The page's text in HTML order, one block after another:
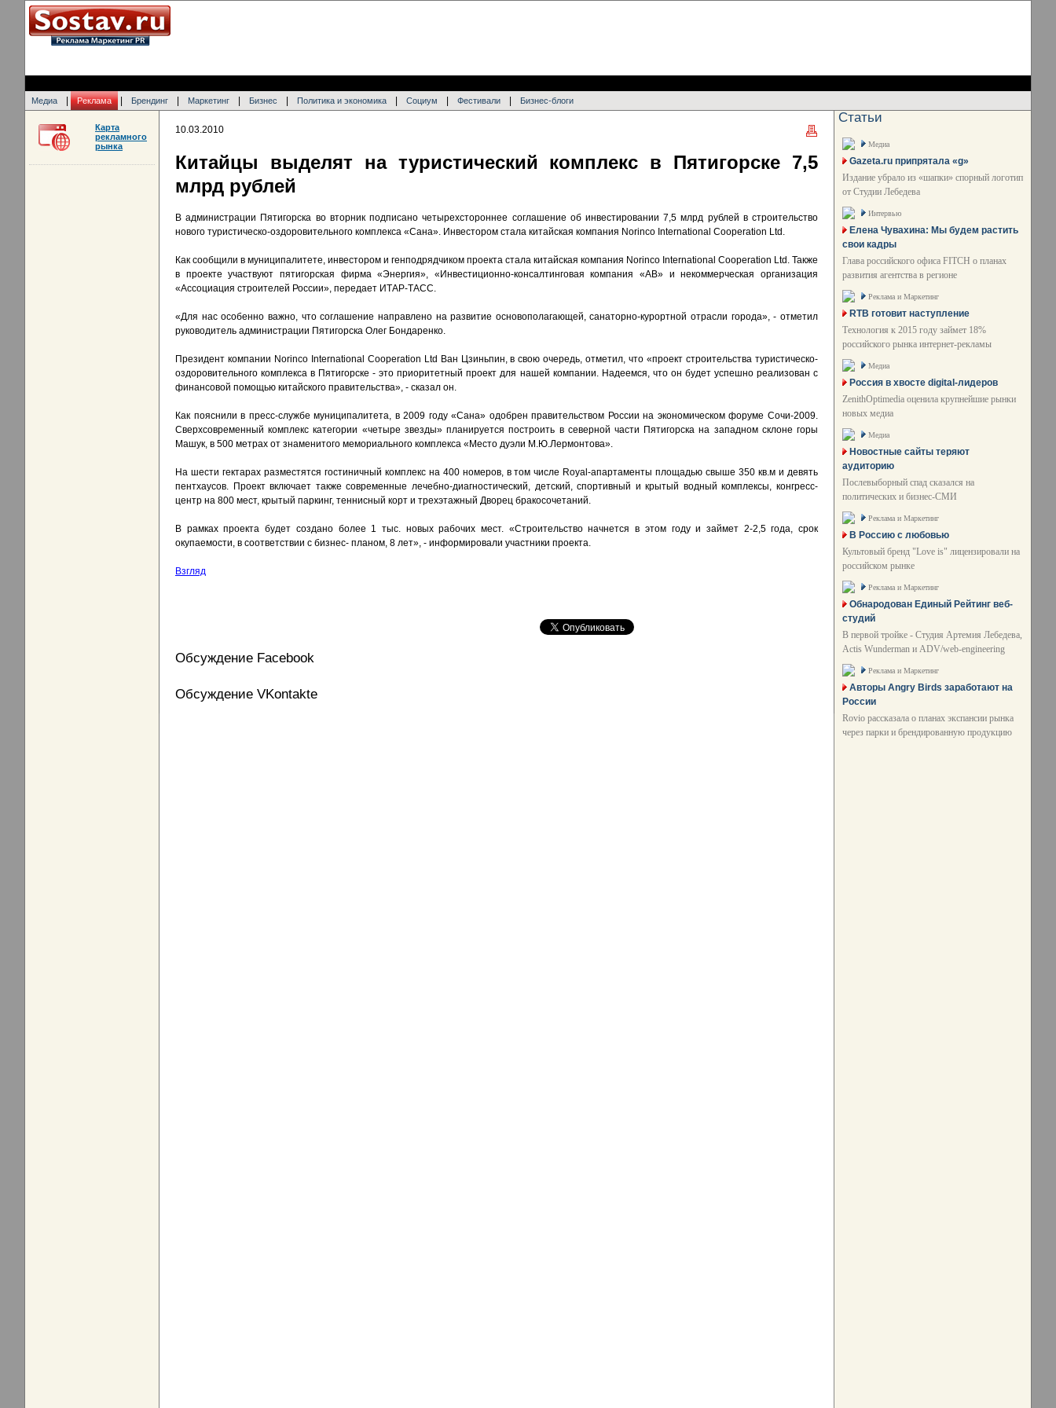
Медиа Реклама Брендинг Маркетинг Бизнес Политика и экономика Социум Фестивали Бизнес-блоги
10.03.2010
Китайцы выделят на туристический комплекс в Пятигорске 7,5
млрд рублей
В администрации Пятигорска во вторник подписано четырехстороннее соглашение об инвестировании 7,5 млрд рублей в строительство
нового туристическо-оздоровительного комплекса «Сана». Инвестором стала китайская компания Norinco International Cooperation Ltd.
Как сообщили в муниципалитете, инвестором и генподрядчиком проекта стала китайская компания Norinco International Cooperation Ltd. Также
в проекте участвуют пятигорская фирма «Энергия», «Инвестиционно-консалтинговая компания «АВ» и некоммерческая организация
«Ассоциация строителей России», передает ИТАР-ТАСС.
«Для нас особенно важно, что соглашение направлено на развитие основополагающей, санаторно-курортной отрасли города», - отметил
руководитель администрации Пятигорска Олег Бондаренко.
Президент компании Norinco International Cooperation Ltd Ван Цзиньпин, в свою очередь, отметил, что «проект строительства туристическо-
оздоровительного комплекса в Пятигорске - это приоритетный проект для нашей компании. Надеемся, что он будет успешно реализован с
финансовой помощью китайского правительства», - сказал он.
Как пояснили в пресс-службе муниципалитета, в 2009 году «Сана» одобрен правительством России на экономическом форуме Сочи-2009.
Сверхсовременный комплекс категории «четыре звезды» планируется построить в северной части Пятигорска на западном склоне горы
Машук, в 500 метрах от знаменитого мемориального комплекса «Место дуэли М.Ю.Лермонтова».
На шести гектарах разместятся гостиничный комплекс на 400 номеров, в том числе Royal-апартаменты площадью свыше 350 кв.м и девять
пентхаусов. Проект включает также современные лечебно-диагностический, детский, спортивный и крытый водный комплексы, конгресс-
центр на 800 мест, крытый паркинг, теннисный корт и трехэтажный Дворец бракосочетаний.
В рамках проекта будет создано более 1 тыс. новых рабочих мест. «Строительство начнется в этом году и займет 2-2,5 года, срок
окупаемости, в соответствии с бизнес- планом, 8 лет», - информировали участники проекта.
Взгляд
Обсуждение Facebook
Обсуждение VKontakte
Карта
рекламного
рынка
Статьи
Медиа
Gazeta.ru припрятала «g»
Издание убрало из «шапки» спорный логотип
от Студии Лебедева
Интервью
Елена Чувахина: Мы будем растить
свои кадры
Глава российского офиса FITCH о планах
развития агентства в регионе
Реклама и Маркетинг
RTB готовит наступление
Технология к 2015 году займет 18%
российского рынка интернет-рекламы
Медиа
Россия в хвосте digital-лидеров
ZenithOptimedia оценила крупнейшие рынки
новых медиа
Медиа
Новостные сайты теряют
аудиторию
Послевыборный спад сказался на
политических и бизнес-СМИ
Реклама и Маркетинг
В Россию с любовью
Культовый бренд "Love is" лицензировали на
российском рынке
Реклама и Маркетинг
Обнародован Единый Рейтинг веб-
студий
В первой тройке - Студия Артемия Лебедева,
Actis Wunderman и ADV/web-engineering
Реклама и Маркетинг
Авторы Angry Birds заработают на
России
Rovio рассказала о планах экспансии рынка
через парки и брендированную продукцию